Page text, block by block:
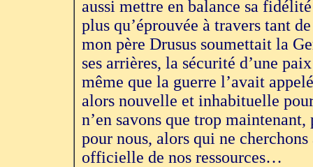
aussi mettre en balance sa
plus qu’éprouvée à travers tant
mon père Drusus soumettait la
ses arrières, la sécurité d’une
même que la guerre l’avait
alors nouvelle et inhabituelle
n’en savons que trop
pour nous, alors qui ne
officielle de nos ressources…